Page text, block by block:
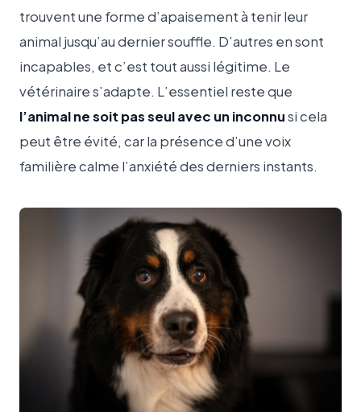
trouvent une forme d’apaisement à tenir leur
animal jusqu’au dernier souffle. D’autres en sont
incapables, et c’est tout aussi légitime. Le
vétérinaire s’adapte. L’essentiel reste que
l’animal ne soit pas seul avec un inconnusi cela
peut être évité, car la présence d’une voix
familière calme l’anxiété des derniers instants.